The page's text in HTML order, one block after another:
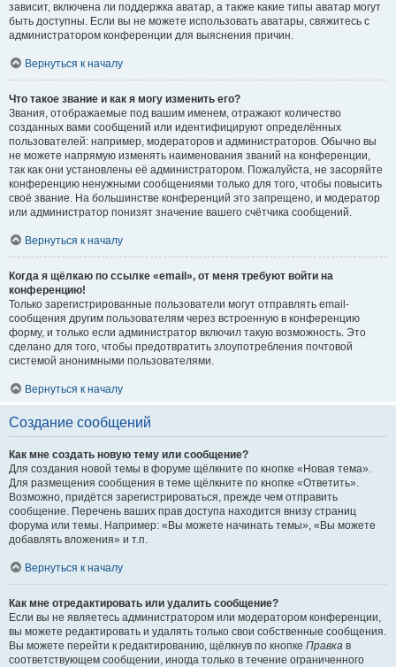
зависит, включена ли поддержка аватар, а также какие типы аватар могут
быть доступны. Если вы не можете использовать аватары, свяжитесь с
администратором конференции для выяснения причин.
Вернуться к началу
Что такое звание и как я могу изменить его?
Звания, отображаемые под вашим именем, отражают количество
созданных вами сообщений или идентифицируют определённых
пользователей: например, модераторов и администраторов. Обычно вы
не можете напрямую изменять наименования званий на конференции,
так как они установлены её администратором. Пожалуйста, не засоряйте
конференцию ненужными сообщениями только для того, чтобы повысить
своё звание. На большинстве конференций это запрещено, и модератор
или администратор понизят значение вашего счётчика сообщений.
Вернуться к началу
Когда я щёлкаю по ссылке «email», от меня требуют войти на
конференцию!
Только зарегистрированные пользователи могут отправлять email-
сообщения другим пользователям через встроенную в конференцию
форму, и только если администратор включил такую возможность. Это
сделано для того, чтобы предотвратить злоупотребления почтовой
системой анонимными пользователями.
Вернуться к началу
Создание сообщений
Как мне создать новую тему или сообщение?
Для создания новой темы в форуме щёлкните по кнопке «Новая тема».
Для размещения сообщения в теме щёлкните по кнопке «Ответить».
Возможно, придётся зарегистрироваться, прежде чем отправить
сообщение. Перечень ваших прав доступа находится внизу страниц
форума или темы. Например: «Вы можете начинать темы», «Вы можете
добавлять вложения» и т.п.
Вернуться к началу
Как мне отредактировать или удалить сообщение?
Если вы не являетесь администратором или модератором конференции,
вы можете редактировать и удалять только свои собственные сообщения.
Вы можете перейти к редактированию, щёлкнув по кнопке Правка в
соответствующем сообщении, иногда только в течение ограниченного